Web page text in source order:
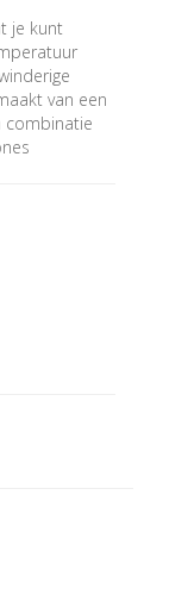
je kunt
van een
combinatie